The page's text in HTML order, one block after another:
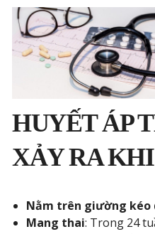
HUYẾT ÁP
XẢY RA
Nằm trên giường kéo
Mang thai: Trong 24